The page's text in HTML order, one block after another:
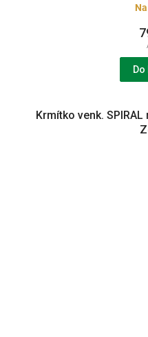
Krmítko venk.